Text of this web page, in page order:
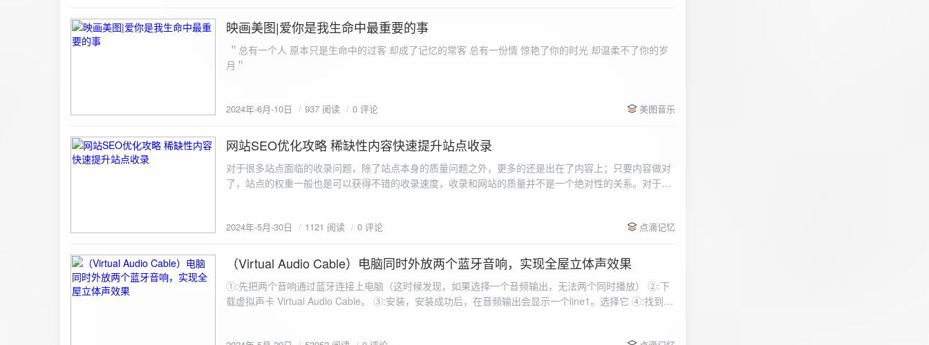
= array( "img/1.jpg", "img/2.jpg", ); $filename = "down/img.zip"; // 压缩包存放路径与名称 $zip = new
ZipArchive(); $zip->open($filename,ZipArchive::CREATE); //打开压缩包 //遍历文件 foreach($fileList as
$file){ $zip->addFile($file,basename($file)); //向压缩包中添加文件 } $zip->close(); //关闭压缩包 打包某
个文件夹（包含子文件夹）: <?php /** * @param $path 文件夹路径 * @param $zip zip 对象 */ function
为'.'和‘..’，不要对他们进行操作 if (is_dir($path . "/" . $filename)) { // 如果读取的某个对象是文件夹，则递
$filename); } } } } $zip = new ZipArchive(); $zip_filename = "down/files.zip"; // 压缩包存放路径与名称
压缩包中 addFileToZip("img",$zip);
2024-6-10
映画美图|爱你是我生命中最重要的事
＂总有一个人 原本只是生命中的过客 却成了记忆的常客 总有一份情 惊艳了你的时光 却温柔不了你的岁
月＂
2024年-6月-10日 937 阅读 0 评论 美图音乐
2024-5-30
网站SEO优化攻略 稀缺性内容快速提升站点收录
对于很多站点面临的收录问题，除了站点本身的质量问题之外，更多的还是出在了内容上；只要内容做对
了，站点的权重一般也是可以获得不错的收录速度，收录和网站的质量并不是一个绝对性的关系。对于质
2024年-5月-30日 1121 阅读 0 评论 点滴记忆
2024-5-29
（Virtual Audio Cable）电脑同时外放两个蓝牙音响，实现全屋立体声效果
①:先把两个音响通过蓝牙连接上电脑（这时候发现，如果选择一个音频输出，无法两个同时播放） ②:下
载虚拟声卡 Virtual Audio Cable。 ③:安装，安装成功后，在音频输出会显示一个line1。选择它 ④:找到安